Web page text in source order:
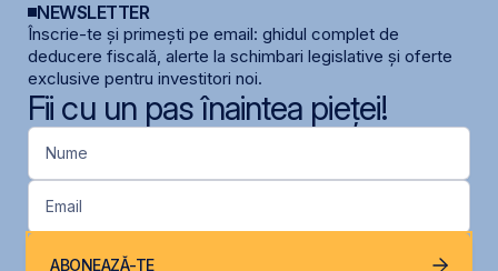
NEWSLETTER
Înscrie-te și primești pe email: ghidul complet de
deducere fiscală, alerte la schimbari legislative și oferte
exclusive pentru investitori noi.
Fii cu un pas înaintea pieței!
Nume
Email
ABONEAZĂ-TE